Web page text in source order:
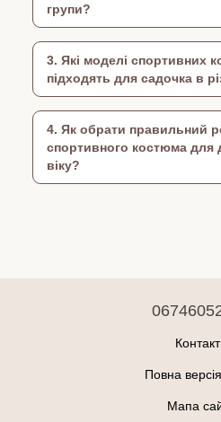
групи?
3. Які моделі спортивних
підходять для садочка в
4. Як обрати правильний
спортивного костюма для
віку?
Повна
Мапа